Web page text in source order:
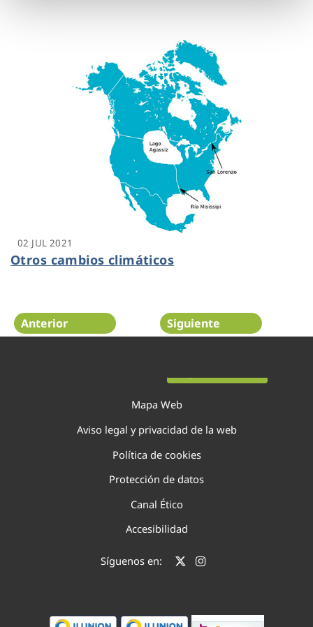
02 JUL 2021
Otros cambios climáticos
Anterior Siguiente
Mapa Web
Aviso legal y privacidad de la web
Política de cookies
Protección de datos
Canal Ético
Accesibilidad
Síguenos en: